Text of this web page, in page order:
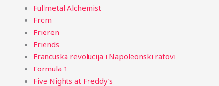
Fullmetal Alchemist
From
Frieren
Friends
Francuska revolucija i Napoleonski ratovi
Formula 1
Five Nights at Freddy’s